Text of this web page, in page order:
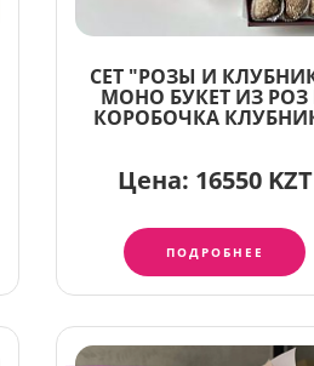
СЕТ "РОЗЫ И
МОНО БУКЕТ ИЗ РОЗ
КОРОБОЧКА
Цена: 16550 KZT
ПОДРОБНЕЕ